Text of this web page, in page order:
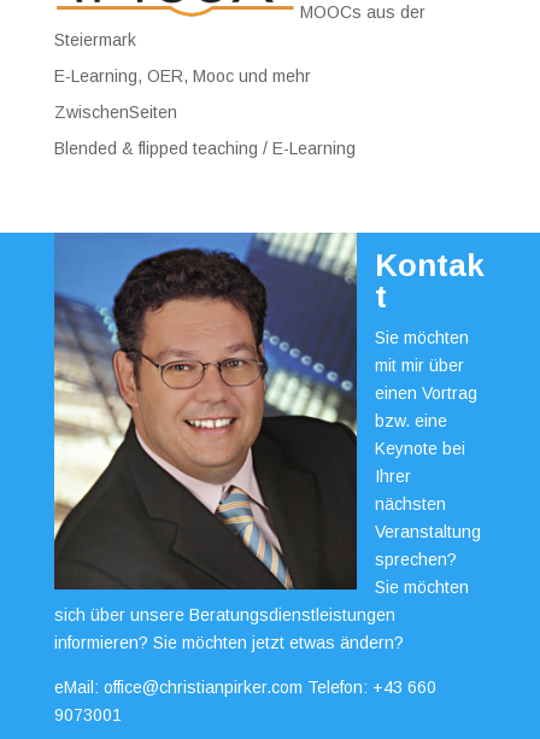
MOOCs aus der
Steiermark
E-Learning, OER, Mooc und mehr
ZwischenSeiten
Blended & flipped teaching / E-Learning
Kontak
t
Sie möchten
mit mir über
einen Vortrag
bzw. eine
Keynote bei
Ihrer
nächsten
Veranstaltung
sprechen?
Sie möchten
sich über unsere Beratungsdienstleistungen
informieren? Sie möchten jetzt etwas ändern?
eMail: office@christianpirker.com Telefon: +43 660
9073001